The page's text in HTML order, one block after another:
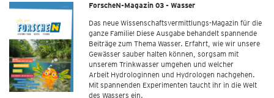
ForscheN-Magazin 03 - Wasser
Das neue Wissenschaftsvermittlungs-Magazin für die
ganze Familie! Diese Ausgabe behandelt spannende
Beiträge zum Thema Wasser. Erfahrt, wie wir unsere
Gewässer sauber halten können, sorgsam mit
unserem Trinkwasser umgehen und welcher
Arbeit Hydrologinnen und Hydrologen nachgehen.
Mit spannenden Experimenten taucht ihr in die Welt
des Wassers ein.